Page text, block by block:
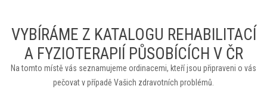
VYBÍRÁME Z KATALOGU REHABILITACÍ
A FYZIOTERAPIÍ PŮSOBÍCÍCH V ČR
Na tomto místě vás seznamujeme ordinacemi, kteří jsou připraveni o vás
pečovat v případě Vašich zdravotních problémů.